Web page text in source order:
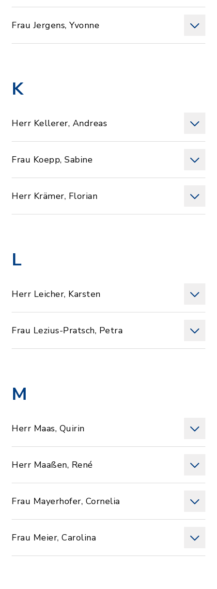
Frau Jergens, Yvonne
K
Herr Kellerer, Andreas
Frau Koepp, Sabine
Herr Krämer, Florian
L
Herr Leicher, Karsten
Frau Lezius-Pratsch, Petra
M
Herr Maas, Quirin
Herr Maaßen, René
Frau Mayerhofer, Cornelia
Frau Meier, Carolina